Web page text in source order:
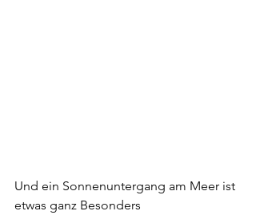
Und ein Sonnenuntergang am Meer ist
etwas ganz Besonders